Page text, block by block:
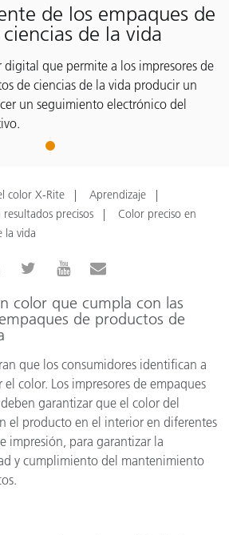
de los empaques de
de la vida
que permite a los impresores de
de ciencias de la vida producir un
un seguimiento electrónico del
1
color X-Rite
Aprendizaje
precisos
Color preciso en
la vida
color que cumpla con las
de productos de
que los consumidores identifican a
el color. Los impresores de empaques
garantizar que el color del
el producto en el interior en diferentes
impresión, para garantizar la
y cumplimiento del mantenimiento